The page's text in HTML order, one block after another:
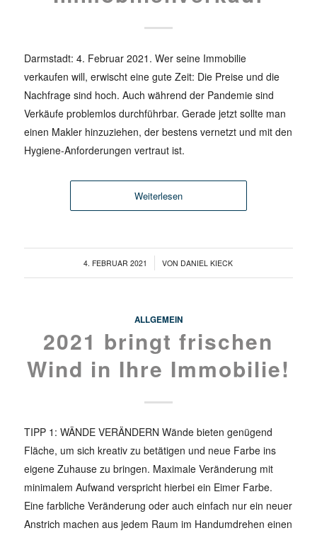
Darmstadt: 4. Februar 2021. Wer seine Immobilie
verkaufen will, erwischt eine gute Zeit: Die Preise und die
Nachfrage sind hoch. Auch während der Pandemie sind
Verkäufe problemlos durchführbar. Gerade jetzt sollte man
einen Makler hinzuziehen, der bestens vernetzt und mit den
Hygiene-Anforderungen vertraut ist.
Weiterlesen
4. FEBRUAR 2021
/ VON DANIEL KIECK
ALLGEMEIN
2021 bringt frischen
Wind in Ihre Immobilie!
TIPP 1: WÄNDE VERÄNDERN Wände bieten genügend
Fläche, um sich kreativ zu betätigen und neue Farbe ins
eigene Zuhause zu bringen. Maximale Veränderung mit
minimalem Aufwand verspricht hierbei ein Eimer Farbe.
Eine farbliche Veränderung oder auch einfach nur ein neuer
Anstrich machen aus jedem Raum im Handumdrehen einen